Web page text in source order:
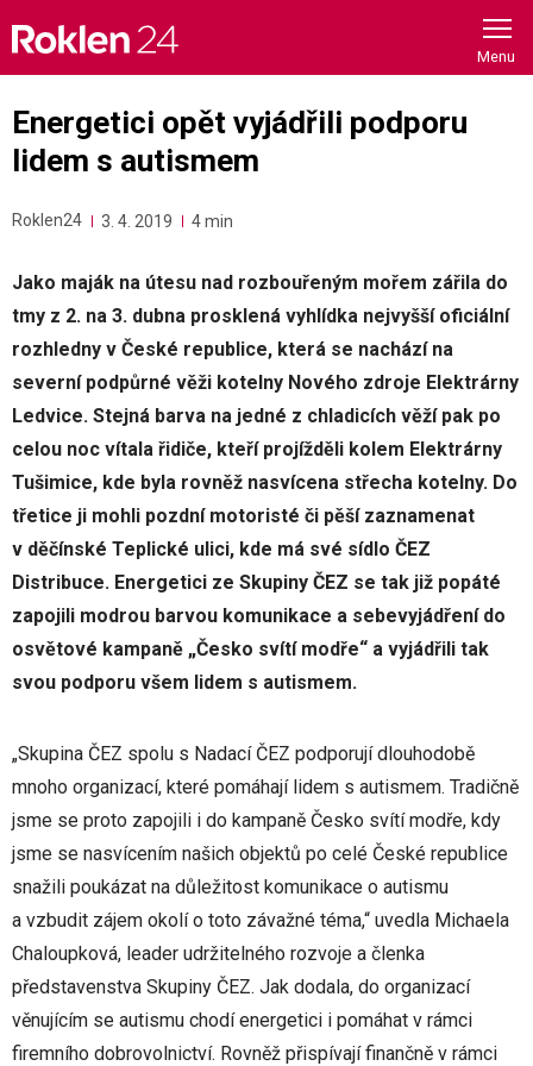
content
Energetici opět vyjádřili podporu
lidem s autismem
Roklen24 3. 4. 2019 4 min
Jako maják na útesu nad rozbouřeným mořem zářila do
tmy z 2. na 3. dubna prosklená vyhlídka nejvyšší oficiální
rozhledny v České republice, která se nachází na
severní podpůrné věži kotelny Nového zdroje Elektrárny
Ledvice. Stejná barva na jedné z chladicích věží pak po
celou noc vítala řidiče, kteří projížděli kolem Elektrárny
Tušimice, kde byla rovněž nasvícena střecha kotelny. Do
třetice ji mohli pozdní motoristé či pěší zaznamenat
v děčínské Teplické ulici, kde má své sídlo ČEZ
Distribuce. Energetici ze Skupiny ČEZ se tak již popáté
zapojili modrou barvou komunikace a sebevyjádření do
osvětové kampaně „Česko svítí modře“ a vyjádřili tak
svou podporu všem lidem s autismem.
„Skupina ČEZ spolu s Nadací ČEZ podporují dlouhodobě
mnoho organizací, které pomáhají lidem s autismem. Tradičně
jsme se proto zapojili i do kampaně Česko svítí modře, kdy
jsme se nasvícením našich objektů po celé České republice
snažili poukázat na důležitost komunikace o autismu
a vzbudit zájem okolí o toto závažné téma,“ uvedla Michaela
Chaloupková, leader udržitelného rozvoje a členka
představenstva Skupiny ČEZ. Jak dodala, do organizací
věnujícím se autismu chodí energetici i pomáhat v rámci
firemního dobrovolnictví. Rovněž přispívají finančně v rámci